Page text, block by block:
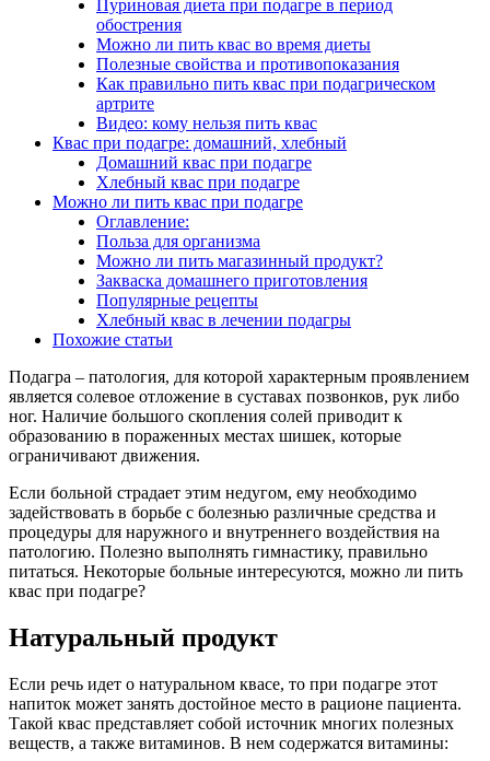
Пуриновая диета при подагре в период
обострения
Можно ли пить квас во время диеты
Полезные свойства и противопоказания
Как правильно пить квас при подагрическом
артрите
Видео: кому нельзя пить квас
Квас при подагре: домашний, хлебный
Домашний квас при подагре
Хлебный квас при подагре
Можно ли пить квас при подагре
Оглавление:
Польза для организма
Можно ли пить магазинный продукт?
Закваска домашнего приготовления
Популярные рецепты
Хлебный квас в лечении подагры
Похожие статьи
Подагра – патология, для которой характерным проявлением
является солевое отложение в суставах позвонков, рук либо
ног. Наличие большого скопления солей приводит к
образованию в пораженных местах шишек, которые
ограничивают движения.
Если больной страдает этим недугом, ему необходимо
задействовать в борьбе с болезнью различные средства и
процедуры для наружного и внутреннего воздействия на
патологию. Полезно выполнять гимнастику, правильно
питаться. Некоторые больные интересуются, можно ли пить
квас при подагре?
Натуральный продукт
Если речь идет о натуральном квасе, то при подагре этот
напиток может занять достойное место в рационе пациента.
Такой квас представляет собой источник многих полезных
веществ, а также витаминов. В нем содержатся витамины: